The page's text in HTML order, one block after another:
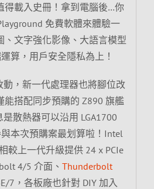
得載入史冊！拿到電腦後…你
免費軟體來體驗一
、文字強化影像、大語言模型
算，用戶安全隱私為上！
，新一代處理器也將腳位改
能搭配同步預購的 Z890 旗艦
散熱器可以沿用 LGA1700
本次預購案最划算啦！Intel
較上一代升級提供 24 x PCIe
4/5 介面、 Thunderbolt
7，各板廠也針對 DIY 加入